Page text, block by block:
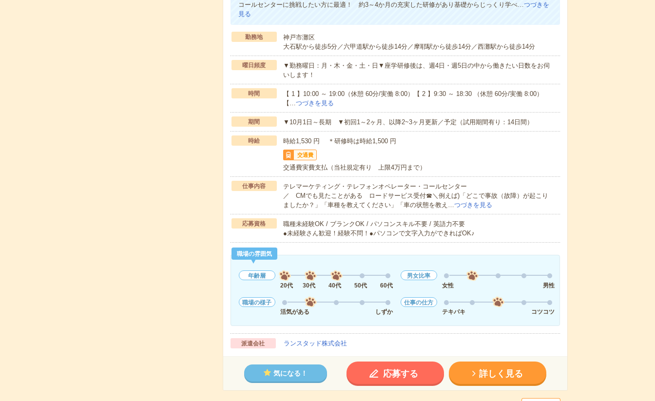
コールセンターに挑戦したい方に最適！ 約3～4か月の充実した研修があり基礎からじっくり学べ…つづきを
見る
勤務地
神戸市灘区
大石駅から徒歩5分／六甲道駅から徒歩14分／摩耶駅から徒歩14分／西灘駅から徒歩14分
曜日頻度
▼勤務曜日：月・木・金・土・日▼座学研修後は、週4日・週5日の中から働きたい日数をお伺
いします！
時間
【 1 】10:00 ～ 19:00（休憩 60分/実働 8:00）【 2 】9:30 ～ 18:30 （休憩 60分/実働 8:00）
【…つづきを見る
期間 ▼10月1日～長期 ▼初回1～2ヶ月、以降2~3ヶ月更新／予定（試用期間有り：14日間）
時給 時給1,530 円 ＊研修時は時給1,500 円
交通費
交通費実費支払（当社規定有り 上限4万円まで）
仕事内容
テレマーケティング・テレフォンオペレーター・コールセンター
／ CMでも見たことがある ロードサービス受付☎＼例えば)「どこで事故（故障）が起こり
ましたか？」「車種を教えてください」「車の状態を教え…つづきを見る
応募資格
職種未経験OK / ブランクOK / パソコンスキル不要 / 英語力不要
●未経験さん歓迎！経験不問！●パソコンで文字入力ができればOK♪
職場の雰囲気
年齢層
20代
30代 40代 50代 60代
男女比率
女性
男性
職場の様子
活気がある
しずか
仕事の仕方
テキパキ
コツコツ
派遣会社 ランスタッド株式会社
気になる！ 応募する 詳しく見る